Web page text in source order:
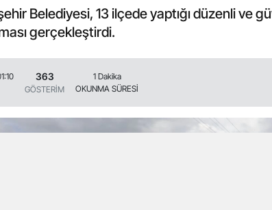
Belediyesi, 13 ilçede yaptığı düzenli ve
gerçekleştirdi.
363
GÖSTERİM
1 Dakika
OKUNMA SÜRESİ